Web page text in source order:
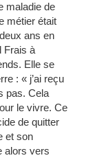
maladie de
métier était
ans en
Frais à
Elle se
: « j’ai reçu
pas. Cela
le vivre. Ce
de quitter
et son
alors vers